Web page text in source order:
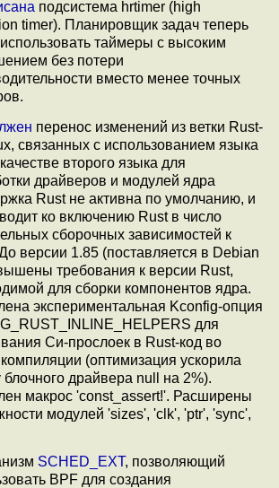
подсистема hrtimer (high
timer). Планировщик задач теперь
таймеры с высоким
без потери
вместо менее точных
перенос изменений из ветки Rust-
связанных с использованием языка
второго языка для
драйверов и модулей ядра
Rust не активна по умолчанию, и
ко включению Rust в число
сборочных зависимостей к
версии 1.85 (поставляется в Debian
требования к версии Rust,
для сборки компонентов ядра.
экспериментальная Kconfig-опция
для
Си-прослоек в Rust-код во
(оптимизация ускорила
блочного драйвера null на 2%).
макрос 'const_assert!'. Расширены
модулей 'sizes', 'clk', 'ptr', 'sync',
SCHED_EXT, позволяющий
BPF для создания